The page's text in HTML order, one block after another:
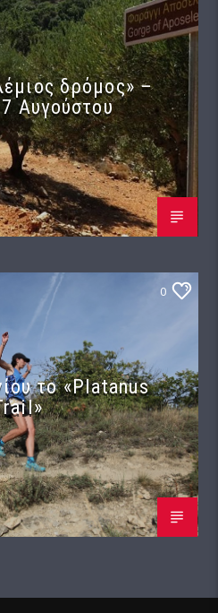
δρόμος» –
Αυγούστου
0
το «Platanus